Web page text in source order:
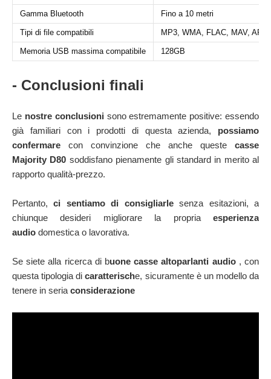
Gamma Bluetooth Fino a 10 metri
Tipi di file compatibili MP3, WMA, FLAC, MAV, APE
Memoria USB massima compatibile 128GB
- Conclusioni finali
Le nostre conclusioni sono estremamente positive: essendo
già familiari con i prodotti di questa azienda, possiamo
confermare con convinzione che anche queste casse
Majority D80 soddisfano pienamente gli standard in merito al
rapporto qualità-prezzo.
Pertanto,ci sentiamo di consigliarlesenza esitazioni, a
chiunque desideri migliorare la propria esperienza
audio domestica o lavorativa.
Se siete alla ricerca di buone casse altoparlanti audio , con
questa tipologia di caratterische, sicuramente è un modello da
tenere in seria considerazione